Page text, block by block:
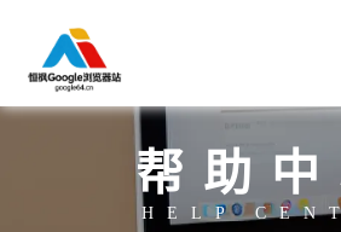
帮助中
HELP